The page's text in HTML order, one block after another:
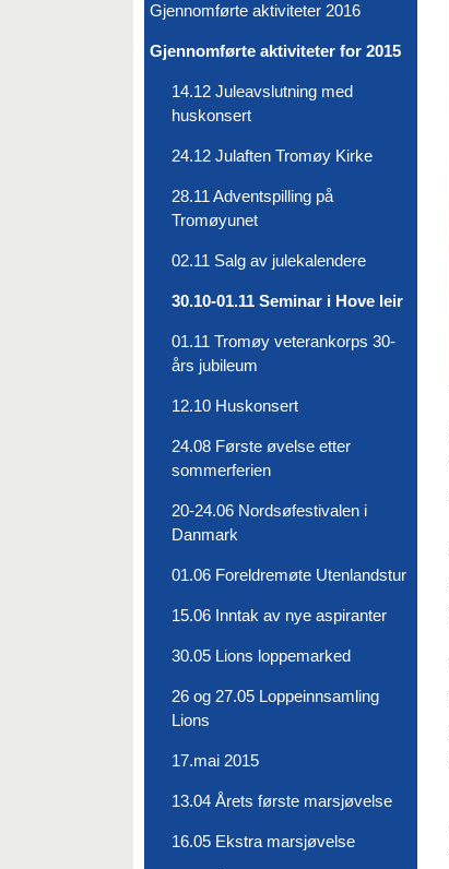
Gjennomførte aktiviteter 2016
Gjennomførte aktiviteter for 2015
14.12 Juleavslutning med
huskonsert
24.12 Julaften Tromøy Kirke
28.11 Adventspilling på
Tromøyunet
02.11 Salg av julekalendere
30.10-01.11 Seminar i Hove leir
01.11 Tromøy veterankorps 30-
års jubileum
12.10 Huskonsert
24.08 Første øvelse etter
sommerferien
20-24.06 Nordsøfestivalen i
Danmark
01.06 Foreldremøte Utenlandstur
15.06 Inntak av nye aspiranter
30.05 Lions loppemarked
26 og 27.05 Loppeinnsamling
Lions
17.mai 2015
13.04 Årets første marsjøvelse
16.05 Ekstra marsjøvelse